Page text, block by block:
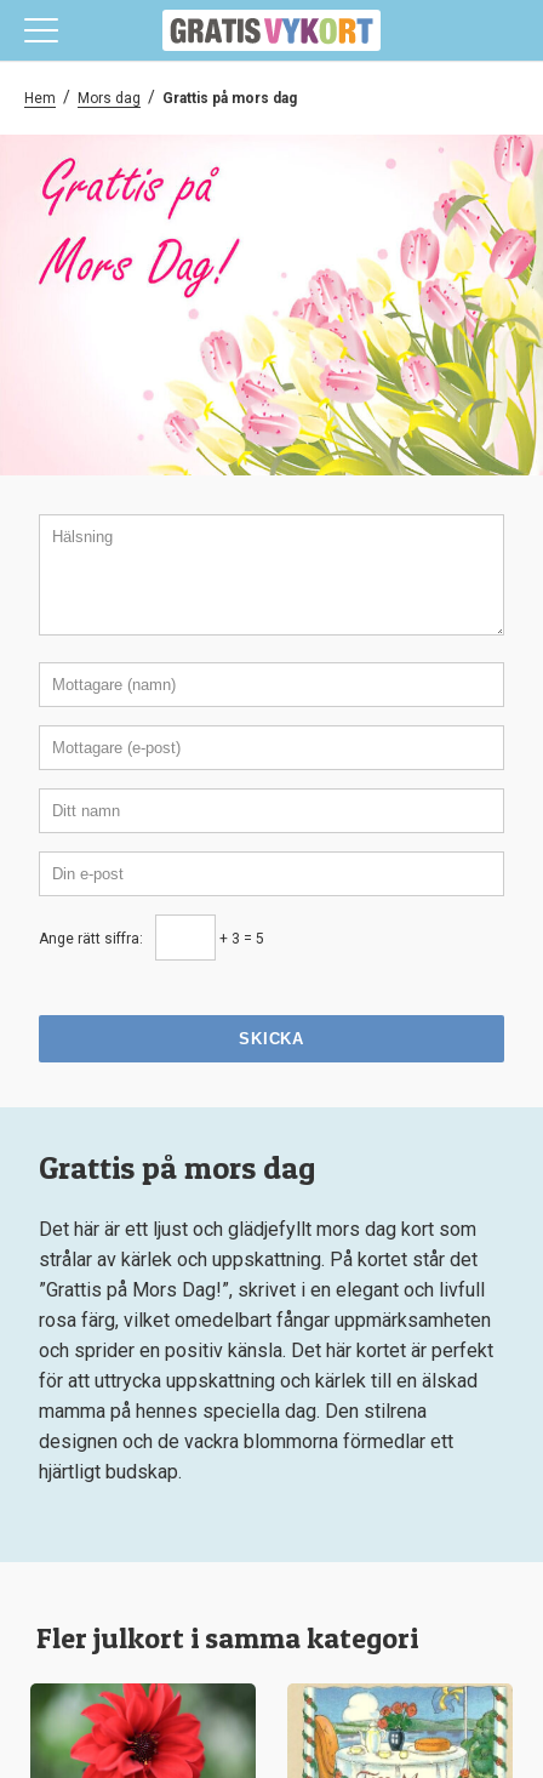
Hem / Mors dag / Grattis på mors dag
Ange rätt siffra: + 3 = 5
SKICKA
Grattis på mors dag
Det här är ett ljust och glädjefyllt mors dag kort som
strålar av kärlek och uppskattning. På kortet står det
”Grattis på Mors Dag!”, skrivet i en elegant och livfull
rosa färg, vilket omedelbart fångar uppmärksamheten
och sprider en positiv känsla. Det här kortet är perfekt
för att uttrycka uppskattning och kärlek till en älskad
mamma på hennes speciella dag. Den stilrena
designen och de vackra blommorna förmedlar ett
hjärtligt budskap.
Fler julkort i samma kategori